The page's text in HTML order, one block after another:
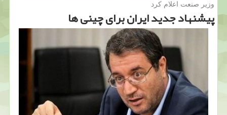
وزیر صنعت اعلام كرد
پیشنهاد جدید ایران برای چینی ها